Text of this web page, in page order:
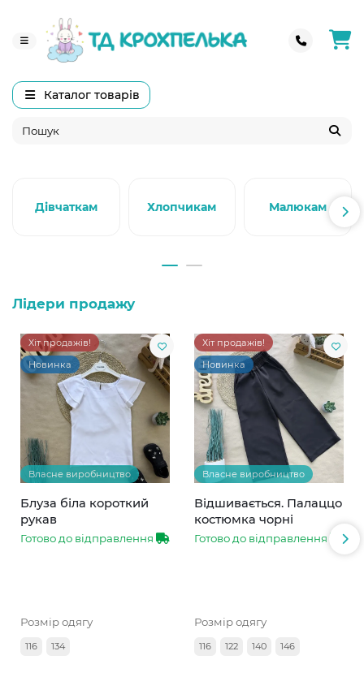
Каталог товарів
Дівчаткам Хлопчикам Малюкам
Лідери продажу
Хіт продажів!
Новинка
Власне виробництво
Блуза біла короткий
рукав
Готово до відправлення
Розмір одягу
116 134
Хіт продажів!
Новинка
Власне виробництво
Відшивається. Палаццо
костюмка чорні
Готово до відправлення
Розмір одягу
116 122 140 146